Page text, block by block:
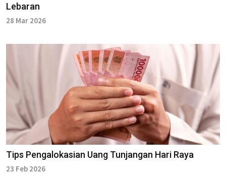
Lebaran
28 Mar 2026
Tips Pengalokasian Uang Tunjangan Hari Raya
23 Feb 2026